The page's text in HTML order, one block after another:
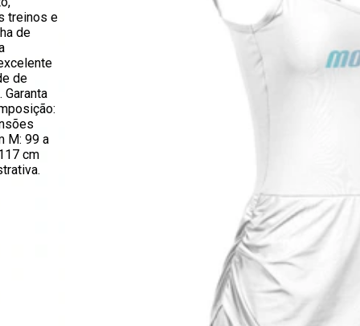
treinos e
de
de
M: 99 a
cm